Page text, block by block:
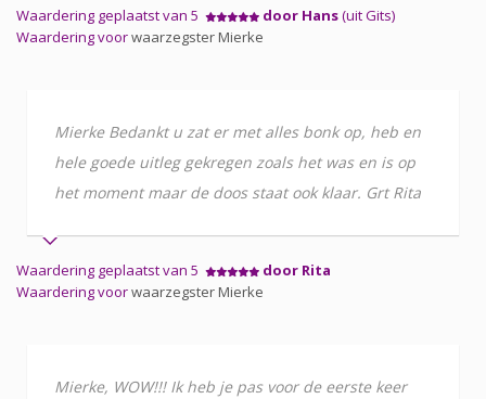
Waardering geplaatst van 5 door Hans(uit Gits)
Waardering voorwaarzegster Mierke
Mierke Bedankt u zat er met alles bonk op, heb en
hele goede uitleg gekregen zoals het was en is op
het moment maar de doos staat ook klaar. Grt Rita
Waardering geplaatst van 5
door Rita
Waardering voorwaarzegster Mierke
Mierke, WOW!!! Ik heb je pas voor de eerste keer